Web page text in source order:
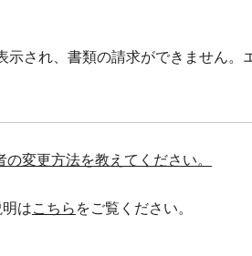
示され、書類の請求ができません。
変更方法を教えてください。
はこちら をご覧ください。